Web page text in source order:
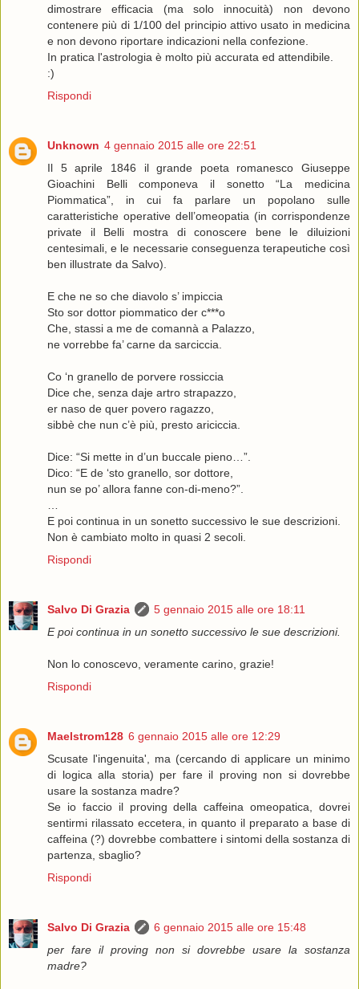
dimostrare efficacia (ma solo innocuità) non devono
contenere più di 1/100 del principio attivo usato in medicina
e non devono riportare indicazioni nella confezione.
In pratica l'astrologia è molto più accurata ed attendibile.
:)
Rispondi
Unknown 4 gennaio 2015 alle ore 22:51
Il 5 aprile 1846 il grande poeta romanesco Giuseppe
Gioachini Belli componeva il sonetto “La medicina
Piommatica”, in cui fa parlare un popolano sulle
caratteristiche operative dell’omeopatia (in corrispondenze
private il Belli mostra di conoscere bene le diluizioni
centesimali, e le necessarie conseguenza terapeutiche così
ben illustrate da Salvo).
E che ne so che diavolo s’ impiccia
Sto sor dottor piommatico der c***o
Che, stassi a me de comannà a Palazzo,
ne vorrebbe fa’ carne da sarciccia.
Co ‘n granello de porvere rossiccia
Dice che, senza daje artro strapazzo,
er naso de quer povero ragazzo,
sibbè che nun c’è più, presto ariciccia.
Dice: “Si mette in d’un buccale pieno…”.
Dico: “E de ‘sto granello, sor dottore,
nun se po’ allora fanne con-di-meno?”.
E poi continua in un sonetto successivo le sue descrizioni.
Non è cambiato molto in quasi 2 secoli.
Rispondi
Salvo Di Grazia
5 gennaio 2015 alle ore 18:11
E poi continua in un sonetto successivo le sue descrizioni.
Non lo conoscevo, veramente carino, grazie!
Rispondi
Maelstrom128 6 gennaio 2015 alle ore 12:29
Scusate l'ingenuita', ma (cercando di applicare un minimo
di logica alla storia) per fare il proving non si dovrebbe
usare la sostanza madre?
Se io faccio il proving della caffeina omeopatica, dovrei
sentirmi rilassato eccetera, in quanto il preparato a base di
caffeina (?) dovrebbe combattere i sintomi della sostanza di
partenza, sbaglio?
Rispondi
Salvo Di Grazia
6 gennaio 2015 alle ore 15:48
per fare il proving non si dovrebbe usare la sostanza
madre?